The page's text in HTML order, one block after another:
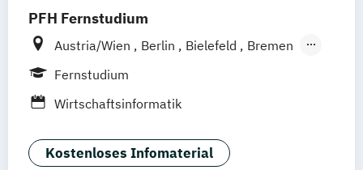
PFH Fernstudium
Austria/Wien Berlin Bielefeld
Bremen
Dortmund
Hamburg Hannover
Kaiserslautern/Kusel Kiel
Ludwigshafen/Diez München
Fernstudium
Wirtschaftsinformatik
Kostenloses Infomaterial